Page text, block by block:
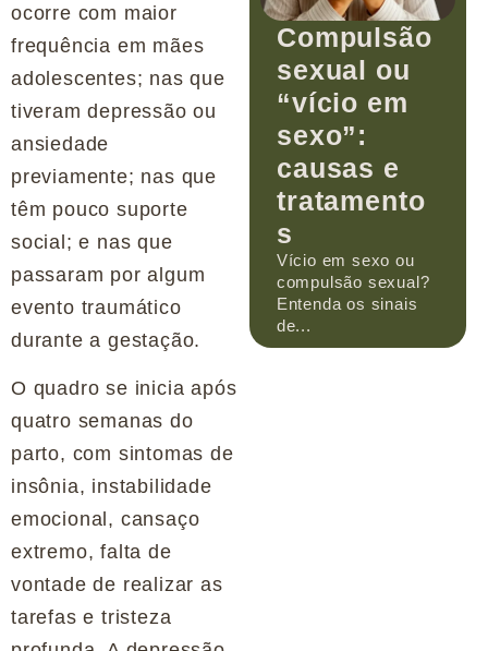
ocorre com maior
frequência em mães
adolescentes; nas que
tiveram depressão ou
ansiedade
previamente; nas que
têm pouco suporte
social; e nas que
passaram por algum
evento traumático
durante a gestação.
O quadro se inicia após
quatro semanas do
parto, com sintomas de
insônia, instabilidade
emocional, cansaço
extremo, falta de
vontade de realizar as
tarefas e tristeza
Compulsão
sexual ou
“vício em
sexo”:
causas e
tratamento
s
Vício em sexo ou
compulsão sexual?
Entenda os sinais
de...